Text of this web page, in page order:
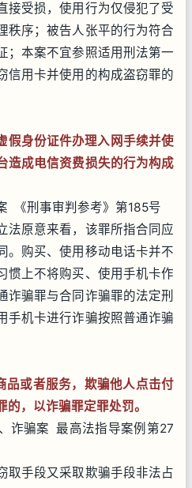
接受损，使用行为仅侵犯了受
秩序；被告人张平的行为符合
；本案不宜参照适用刑法第一
信用卡并使用的构成盗窃罪的
假身份证件办理入网手续并使
造成电信资费损失的行为构成
《刑事审判参考》第185号
法原意来看，该罪所指合同应
。购买、使用移动电话卡并不
惯上不将购买、使用手机卡作
诈骗罪与合同诈骗罪的法定刑
手机卡进行诈骗按照普通诈骗
品或者服务，欺骗他人点击付
，以诈骗罪定罪处罚。
诈骗案 最高法指导案例第27
取手段又采取欺骗手段非法占